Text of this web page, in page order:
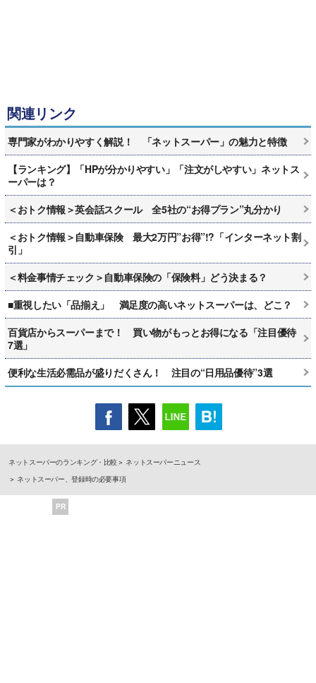
関連リンク
専門家がわかりやすく解説！ 「ネットスーパー」の魅力と特徴
【ランキング】「HPが分かりやすい」「注文がしやすい」ネットス
ーパーは？
＜おトク情報＞英会話スクール 全5社の“お得プラン”丸分かり
＜おトク情報＞自動車保険 最大2万円”お得”!?「インターネット割
引」
＜料金事情チェック＞自動車保険の「保険料」どう決まる？
■重視したい「品揃え」 満足度の高いネットスーパーは、どこ？
百貨店からスーパーまで！ 買い物がもっとお得になる「注目優待
7選」
便利な生活必需品が盛りだくさん！ 注目の“日用品優待”3選
ネットスーパーのランキング・比較
ネットスーパーニュース
ネットスーパー、登録時の必要事項
PR